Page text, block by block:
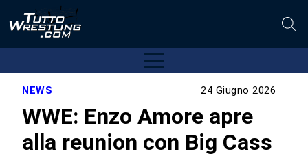
NEWS 24 Giugno 2026
WWE: Enzo Amore apre
alla reunion con Big Cass